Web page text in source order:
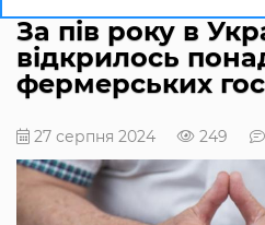
За пів року в
відкрилось
фермерських
27 серпня 2024 249